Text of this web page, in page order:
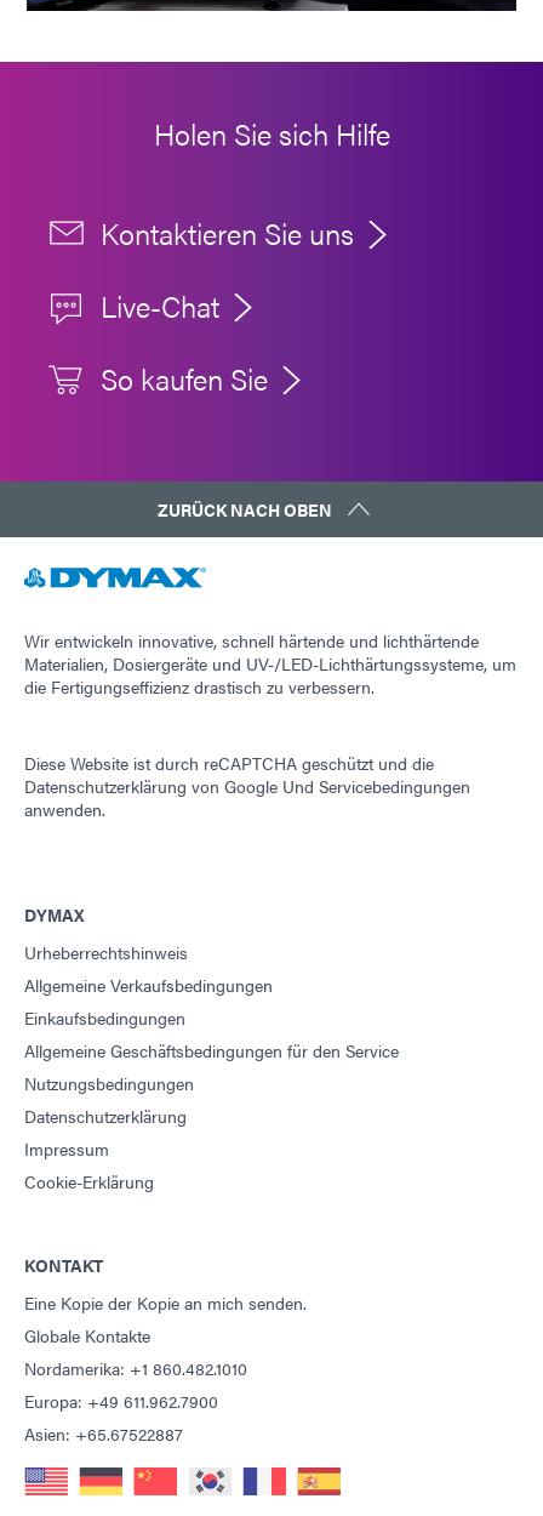
Holen Sie sich Hilfe
Kontaktieren Sie uns
Live-Chat
So kaufen Sie
ZURÜCK NACH OBEN
Wir entwickeln innovative, schnell härtende und lichthärtende
Materialien, Dosiergeräte und UV-/LED-Lichthärtungssysteme, um
die Fertigungseffizienz drastisch zu verbessern.
Diese Website ist durch reCAPTCHA geschützt und die
Datenschutzerklärung von Google Und Servicebedingungen
anwenden.
DYMAX
Urheberrechtshinweis
Allgemeine Verkaufsbedingungen
Einkaufsbedingungen
Allgemeine Geschäftsbedingungen für den Service
Nutzungsbedingungen
Datenschutzerklärung
Impressum
Cookie-Erklärung
KONTAKT
Eine Kopie der Kopie an mich senden.
Globale Kontakte
Nordamerika: +1 860.482.1010
Europa: +49 611.962.7900
Asien: +65.67522887